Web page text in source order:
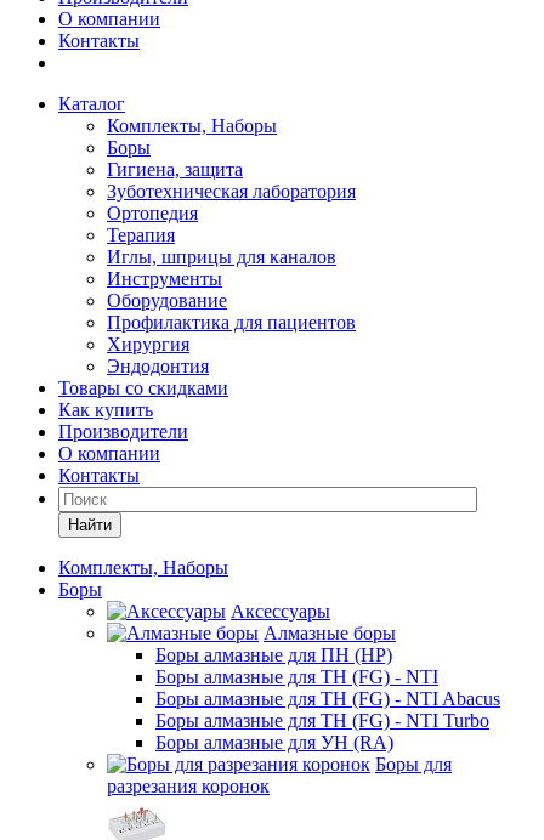
О компании
Контакты
Каталог
Комплекты, Наборы
Боры
Гигиена, защита
Зуботехническая лаборатория
Ортопедия
Терапия
Иглы, шприцы для каналов
Инструменты
Оборудование
Профилактика для пациентов
Хирургия
Эндодонтия
Товары со скидками
Как купить
Производители
О компании
Контакты
Найти
Комплекты, Наборы
Боры
Аксессуары
Алмазные боры
Боры алмазные для ПН (HP)
Боры алмазные для ТН (FG) - NTI
Боры алмазные для ТН (FG) - NTI Abacus
Боры алмазные для ТН (FG) - NTI Turbo
Боры алмазные для УН (RA)
Боры для
разрезания коронок